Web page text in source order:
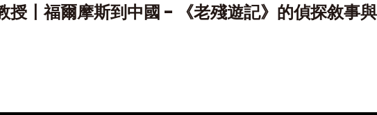
授〡福爾摩斯到中國 - 《老殘遊記》的偵探敘事